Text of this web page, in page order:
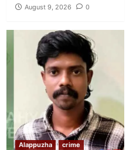
August 9, 2026 0
Alappuzha crime